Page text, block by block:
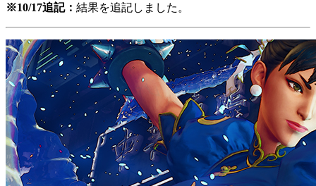
※10/17追記： 結果を追記しました。